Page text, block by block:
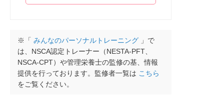
※「 みんなのパーソナルトレーニング 」で
は、NSCA認定トレーナー（NESTA-PFT、
NSCA-CPT）や管理栄養士の監修の基、情報
提供を行っております。監修者一覧は こちら
をご覧ください。